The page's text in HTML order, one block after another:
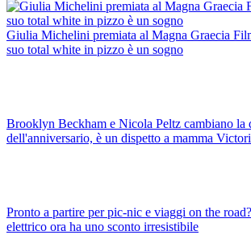
Giulia Michelini premiata al Magna Graecia
suo total white in pizzo è un sogno
Brooklyn Beckham e Nicola Peltz cambiano la
dell'anniversario, è un dispetto a mamma
Pronto a partire per pic-nic e viaggi on the
elettrico ora ha uno sconto irresistibile